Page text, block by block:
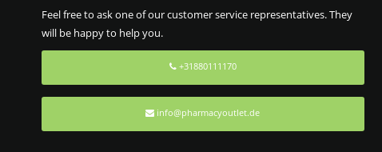
Feel free to ask one of our customer service representatives. They
will be happy to help you.
+31880111170
info@pharmacyoutlet.de